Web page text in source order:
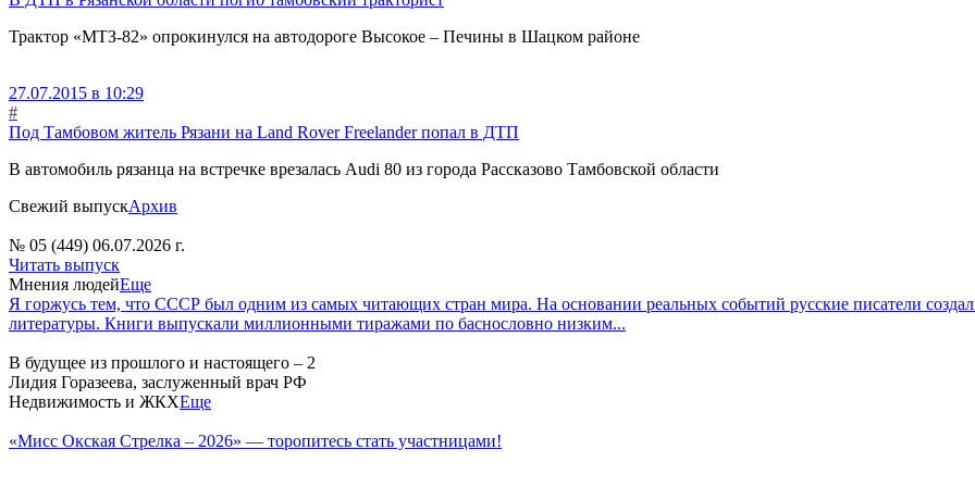
Трактор «МТЗ-82» опрокинулся на автодороге Высокое – Печины в Шацком районе
27.07.2015 в 10:29
#
Под Тамбовом житель Рязани на Land Rover Freelander попал в ДТП
В автомобиль рязанца на встречке врезалась Audi 80 из города Рассказово Тамбовской области
Свежий выпускАрхив
№ 05 (449) 06.07.2026 г.
Читать выпуск
Мнения людейЕще
Я горжусь тем, что СССР был одним из самых читающих стран мира. На основании реальных событий русские писатели
литературы. Книги выпускали миллионными тиражами по баснословно низким...
В будущее из прошлого и настоящего – 2
Лидия Горазеева, заслуженный врач РФ
Недвижимость и ЖКХЕще
«Мисс Окская Стрелка – 2026» — торопитесь стать участницами!